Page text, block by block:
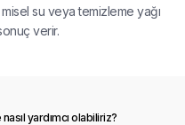
su veya temizleme yağı
verir.
yardımcı olabiliriz?